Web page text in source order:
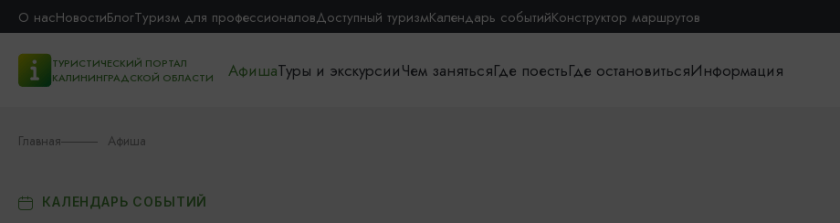
О насНовостиБлогТуризм для профессионаловДоступный туризмКалендарь событийКонструктор маршрутов
ТУРИСТИЧЕСКИЙ ПОРТАЛ
КАЛИНИНГРАДСКОЙ ОБЛАСТИ
АфишаТуры и экскурсииЧем занятьсяГде поестьГде остановитьсяИнформация
Главная Афиша
КАЛЕНДАРЬ СОБЫТИЙ